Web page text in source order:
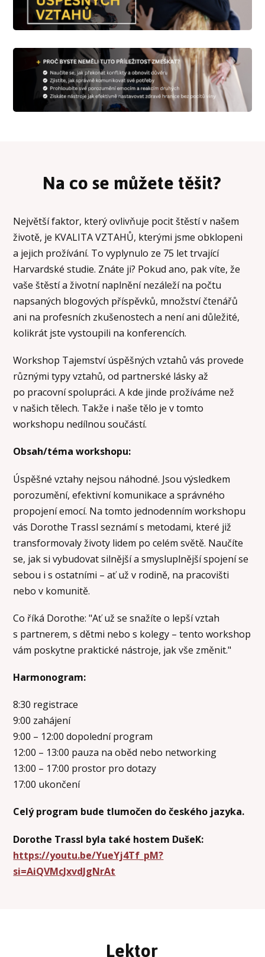
Na co se můžete těšit?
Největší faktor, který ovlivňuje pocit štěstí v našem
životě, je KVALITA VZTAHŮ, kterými jsme obklopeni
a jejich prožívání. To vyplynulo ze 75 let trvající
Harvardské studie. Znáte ji? Pokud ano, pak víte, že
vaše štěstí a životní naplnění nezáleží na počtu
napsaných blogových příspěvků, množství čtenářů
ani na profesních zkušenostech a není ani důležité,
kolikrát jste vystoupili na konferencích.
Workshop Tajemství úspěšných vztahů vás provede
různými typy vztahů, od partnerské lásky až
po pracovní spolupráci. A kde jinde prožíváme než
v našich tělech. Takže i naše tělo je v tomto
workshopu nedílnou součástí.
Obsah/téma workshopu:
Úspěšné vztahy nejsou náhodné. Jsou výsledkem
porozumění, efektivní komunikace a správného
propojení emocí. Na tomto jednodenním workshopu
vás Dorothe Trassl seznámí s metodami, které již
transformovaly životy lidem po celém světě. Naučíte
se, jak si vybudovat silnější a smysluplnější spojení se
sebou i s ostatními – ať už v rodině, na pracovišti
nebo v komunitě.
Co říká Dorothe: "Ať už se snažíte o lepší vztah
s partnerem, s dětmi nebo s kolegy – tento workshop
vám poskytne praktické nástroje, jak vše změnit."
Harmonogram:
8:30 registrace
9:00 zahájení
9:00 – 12:00 dopolední program
12:00 – 13:00 pauza na oběd nebo networking
13:00 – 17:00 prostor pro dotazy
17:00 ukončení
Celý program bude tlumočen do českého jazyka.
Dorothe Trassl byla také hostem DušeK:
https://youtu.be/YueYj4Tf_pM?
si=AiQVMcJxvdJgNrAt